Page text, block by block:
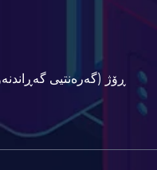
ڕۆژ (گەرەنتیی